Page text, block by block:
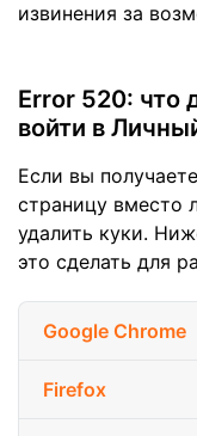
извинения за
Error 520: что
войти в
Если вы
страницу вместо
удалить куки.
это сделать для
Google Chrome
Firefox